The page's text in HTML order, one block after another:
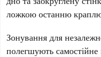
ложкою останню
Зонування для
полегшують самостійне